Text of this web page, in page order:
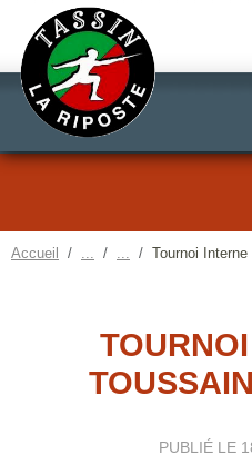
Accueil Tournoi
PUBLIÉ LE
Panneau de gestion des cookies